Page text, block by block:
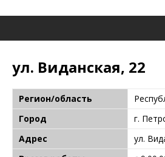
ул. Виданская, 22
Регион/область
Город
г.
Адрес
ул.